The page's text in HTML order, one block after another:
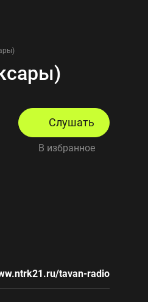
Слушать
В избранное
tavan-radio